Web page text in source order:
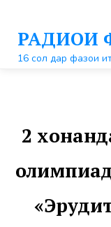
контентуРАДИОИ
16 сол дар фазои
2